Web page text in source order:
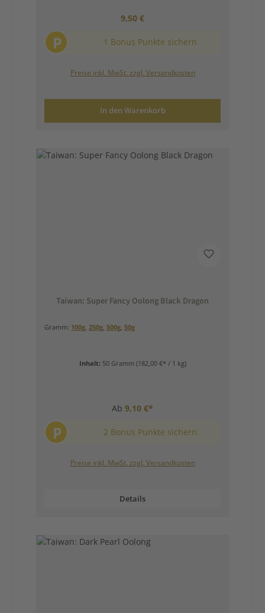
Regulärer Preis:
9,50 €
P 1 Bonus Punkte sichern
Preise inkl. MwSt. zzgl. Versandkosten
In den Warenkorb
Taiwan: Super Fancy Oolong Black Dragon
Gramm: 100g, 250g, 500g, 50g
Inhalt: 50 Gramm (182,00 €* / 1 kg)
Ab 9,10 €*
P 2 Bonus Punkte sichern
Preise inkl. MwSt. zzgl. Versandkosten
Details